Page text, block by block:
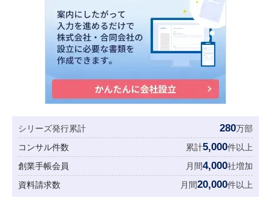
シリーズ発行累計 280万部
コンサル件数
累計5,000件以上
創業手帳会員
月間4,000社増加
資料請求数
月間20,000件以上